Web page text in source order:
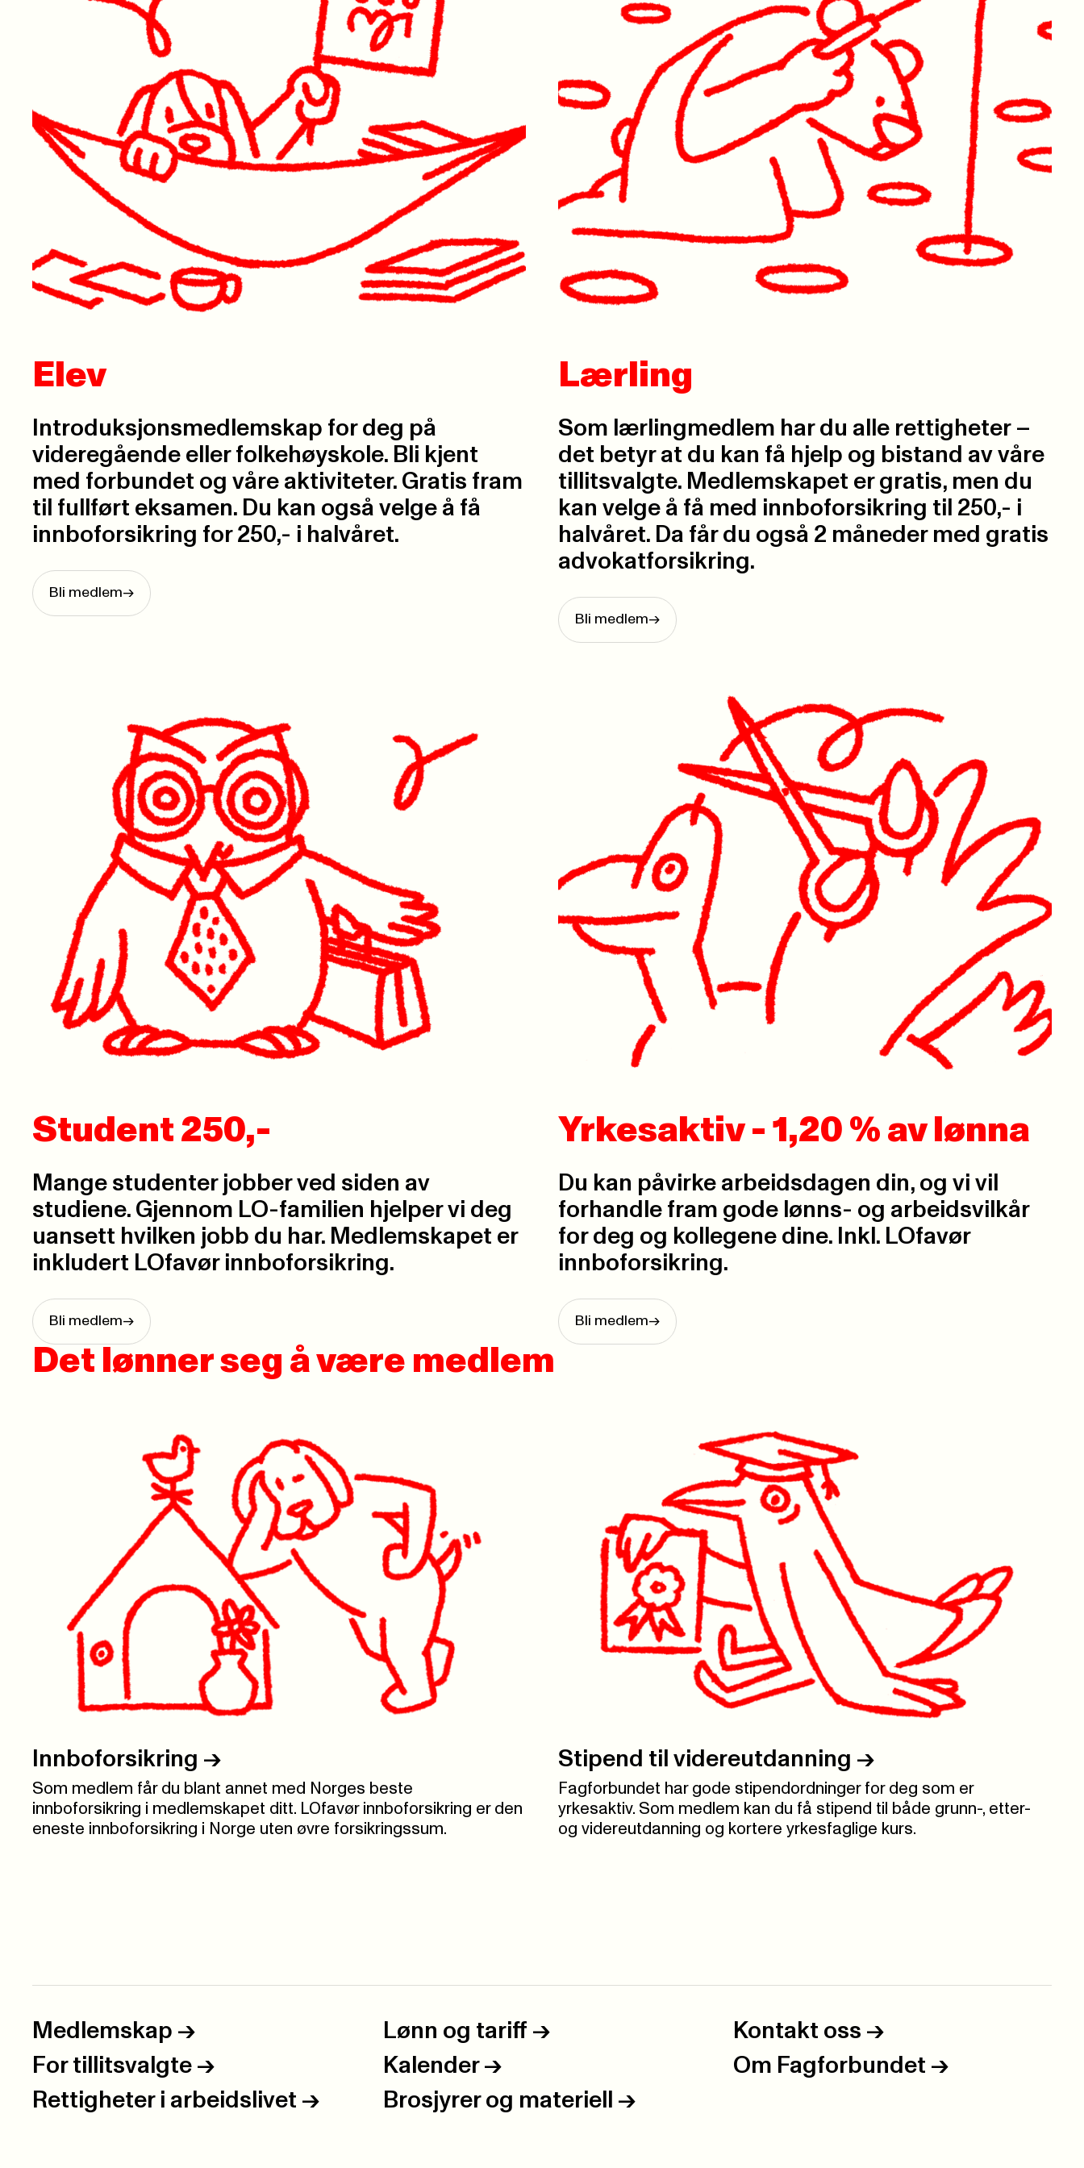
Elev
Introduksjonsmedlemskap for deg på
videregående eller folkehøyskole. Bli kjent
med forbundet og våre aktiviteter. Gratis fram
til fullført eksamen. Du kan også velge å få
innboforsikring for 250,- i halvåret.
Bli medlem->
Lærling
Som lærlingmedlem har du alle rettigheter –
det betyr at du kan få hjelp og bistand av våre
tillitsvalgte. Medlemskapet er gratis, men du
kan velge å få med innboforsikring til 250,- i
halvåret. Da får du også 2 måneder med gratis
advokatforsikring.
Bli medlem->
Student 250,-
Mange studenter jobber ved siden av
studiene. Gjennom LO-familien hjelper vi deg
uansett hvilken jobb du har. Medlemskapet er
inkludert LOfavør innboforsikring.
Bli medlem->
Yrkesaktiv - 1,20 % av lønna
Du kan påvirke arbeidsdagen din, og vi vil
forhandle fram gode lønns- og arbeidsvilkår
for deg og kollegene dine. Inkl. LOfavør
innboforsikring.
Bli medlem->
Det lønner seg å være medlem
Innboforsikring ->
Som medlem får du blant annet med Norges beste
innboforsikring i medlemskapet ditt. LOfavør innboforsikring er den
eneste innboforsikring i Norge uten øvre forsikringssum.
Stipend til videreutdanning ->
Fagforbundet har gode stipendordninger for deg som er
yrkesaktiv. Som medlem kan du få stipend til både grunn-, etter-
og videreutdanning og kortere yrkesfaglige kurs.
Medlemskap -> Lønn og tariff -> Kontakt oss ->
For tillitsvalgte -> Kalender -> Om Fagforbundet ->
Rettigheter i arbeidslivet -> Brosjyrer og materiell ->